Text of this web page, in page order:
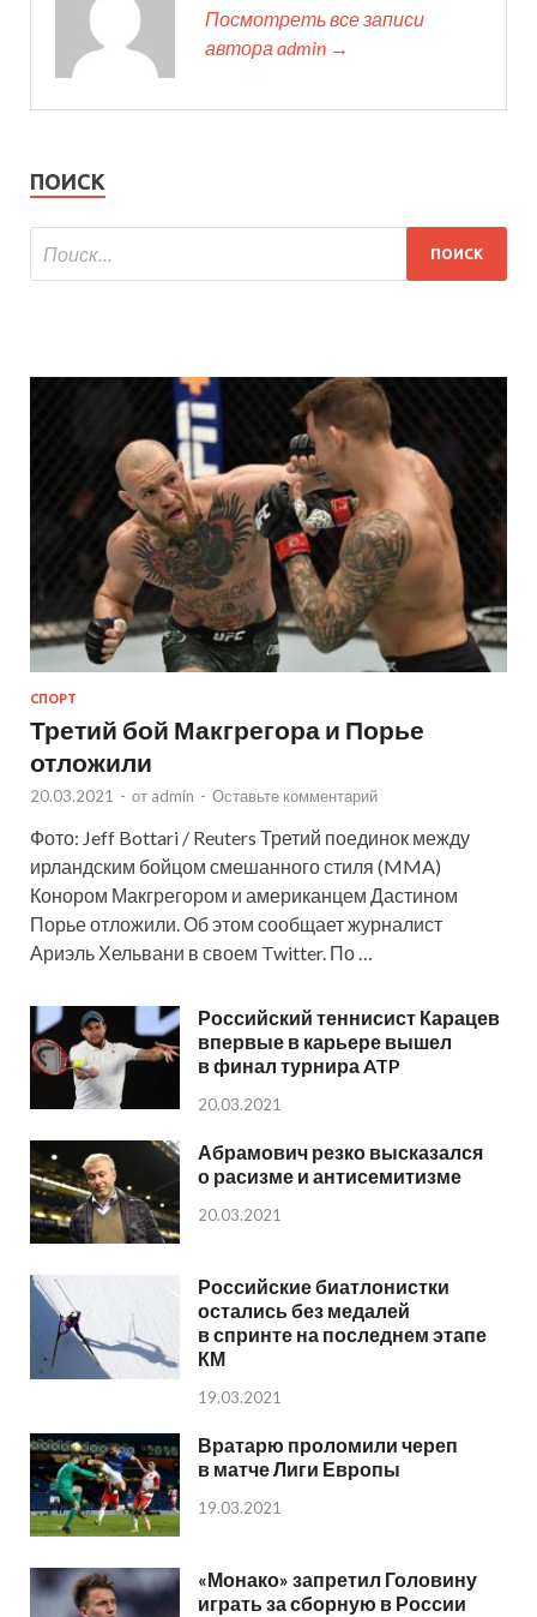
Посмотреть все записи
автора admin →
ПОИСК
СПОРТ
Третий бой Макгрегора и Порье
отложили
20.03.2021 - от admin - Оставьте комментарий
Фото: Jeff Bottari / Reuters Третий поединок между
ирландским бойцом смешанного стиля (MMA)
Конором Макгрегором и американцем Дастином
Порье отложили. Об этом сообщает журналист
Ариэль Хельвани в своем Twitter. По …
Российский теннисист Карацев
впервые в карьере вышел
в финал турнира ATP
20.03.2021
Абрамович резко высказался
о расизме и антисемитизме
20.03.2021
Российские биатлонистки
остались без медалей
в спринте на последнем этапе
КМ
19.03.2021
Вратарю проломили череп
в матче Лиги Европы
19.03.2021
«Монако» запретил Головину
играть за сборную в России